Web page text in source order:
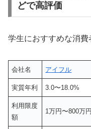
どで高評価
学生におすすめな消費
会社名 アイフル
実質年利 3.0〜18.0%
利用限度
額
1万円〜800万円